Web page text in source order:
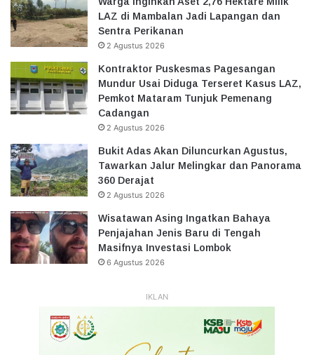
LAZ di Mambalan Jadi Lapangan dan
Sentra Perikanan
2 Agustus 2026
Kontraktor Puskesmas Pagesangan
Mundur Usai Diduga Terseret Kasus LAZ,
Pemkot Mataram Tunjuk Pemenang
Cadangan
2 Agustus 2026
Bukit Adas Akan Diluncurkan Agustus,
Tawarkan Jalur Melingkar dan Panorama
360 Derajat
2 Agustus 2026
Wisatawan Asing Ingatkan Bahaya
Penjajahan Jenis Baru di Tengah
Masifnya Investasi Lombok
6 Agustus 2026
IKLAN